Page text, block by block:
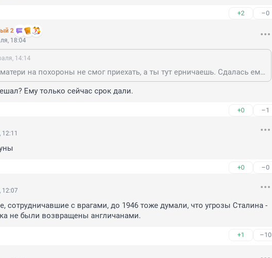
+2 –0
2
18:04
14:14
Он даже к матери на похороны не смог приехать, а ты тут ерничаешь. Сдалась ему эта Россия.
Ему только сейчас срок дали.
+0 –1
+0 –0
12:07
сотрудничавшие с врагами, до 1946 тоже думали, что угрозы Сталина -
не были возвращены англичанами.
+1 –10